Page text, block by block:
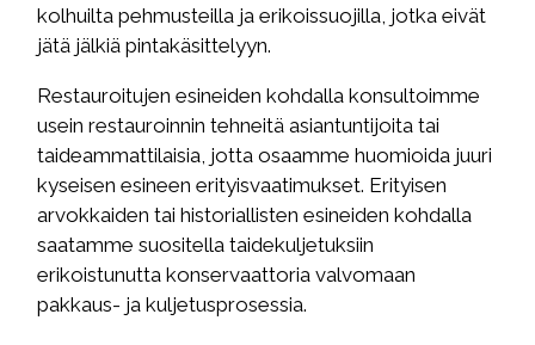
kolhuilta pehmusteilla ja erikoissuojilla, jotka eivät
jätä jälkiä pintakäsittelyyn.
Restauroitujen esineiden kohdalla konsultoimme
usein restauroinnin tehneitä asiantuntijoita tai
taideammattilaisia, jotta osaamme huomioida juuri
kyseisen esineen erityisvaatimukset. Erityisen
arvokkaiden tai historiallisten esineiden kohdalla
saatamme suositella taidekuljetuksiin
erikoistunutta konservaattoria valvomaan
pakkaus- ja kuljetusprosessia.